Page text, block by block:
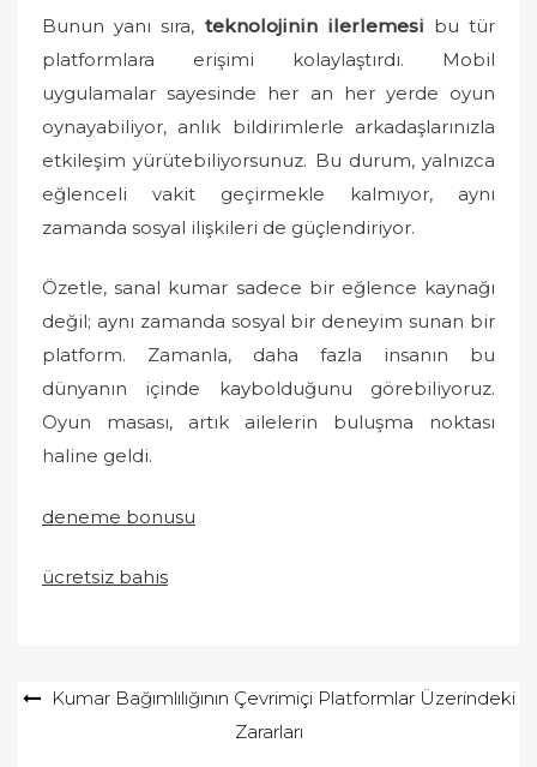
Bunun yanı sıra, teknolojinin ilerlemesi bu tür
platformlara erişimi kolaylaştırdı. Mobil
uygulamalar sayesinde her an her yerde oyun
oynayabiliyor, anlık bildirimlerle arkadaşlarınızla
etkileşim yürütebiliyorsunuz. Bu durum, yalnızca
eğlenceli vakit geçirmekle kalmıyor, aynı
zamanda sosyal ilişkileri de güçlendiriyor.
Özetle, sanal kumar sadece bir eğlence kaynağı
değil; aynı zamanda sosyal bir deneyim sunan bir
platform. Zamanla, daha fazla insanın bu
dünyanın içinde kaybolduğunu görebiliyoruz.
Oyun masası, artık ailelerin buluşma noktası
haline geldi.
deneme bonusu
ücretsiz bahis
YazıKumar Bağımlılığının Çevrimiçi Platformlar Üzerindeki
Zararları